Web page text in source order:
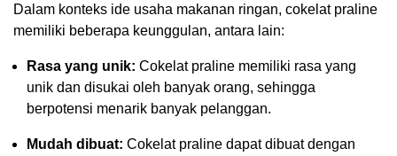
Dalam konteks ide usaha makanan ringan, cokelat praline
memiliki beberapa keunggulan, antara lain:
Rasa yang unik: Cokelat praline memiliki rasa yang
unik dan disukai oleh banyak orang, sehingga
berpotensi menarik banyak pelanggan.
Mudah dibuat: Cokelat praline dapat dibuat dengan